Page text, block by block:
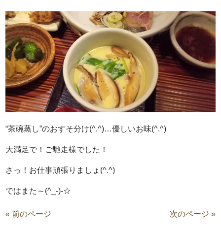
“茶碗蒸し”のおすそ分け(^.^)…優しいお味(^.^)
大満足で！ご馳走様でした！
さっ！お仕事頑張りましょ(^.^)
ではまた～(^_-)-☆
« 前のページ 次のページ »